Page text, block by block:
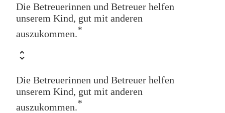
Die Betreuerinnen und Betreuer helfen
unserem Kind, gut mit anderen
auszukommen. *
Die Betreuerinnen und Betreuer helfen
unserem Kind, gut mit anderen
auszukommen.*